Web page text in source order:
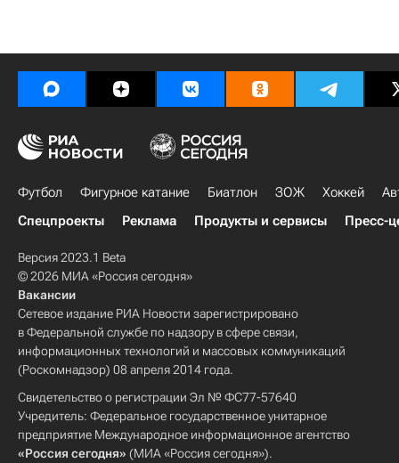
Футбол Фигурное катание Биатлон ЗОЖ Хоккей
Спецпроекты
Реклама Продукты и сервисы Пресс-
Версия 2023.1 Beta
© 2026 МИА «Россия сегодня»
Вакансии
Сетевое издание РИА Новости зарегистрировано
в Федеральной службе по надзору в сфере связи,
информационных технологий и массовых коммуникаций
(Роскомнадзор) 08 апреля 2014 года.
Свидетельство о регистрации Эл № ФС77-57640
Учредитель: Федеральное государственное унитарное
предприятие Международное информационное агентство
«Россия сегодня» (МИА «Россия сегодня»).